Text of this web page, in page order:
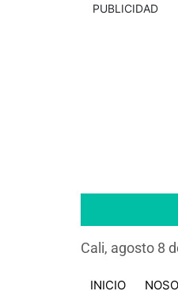
PUBLICIDAD
Cali, agosto 8
INICIO